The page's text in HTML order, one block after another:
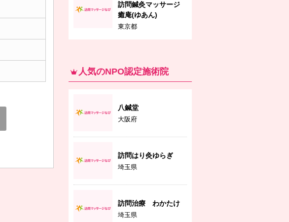
訪問鍼灸マッサージ
癒庵(ゆあん)
東京都
人気のNPO認定施術院
八鍼堂
大阪府
訪問はり灸ゆらぎ
埼玉県
訪問治療 わかたけ
埼玉県